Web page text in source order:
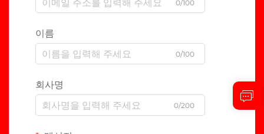
0/100
이름
0/100
회사명
0/200